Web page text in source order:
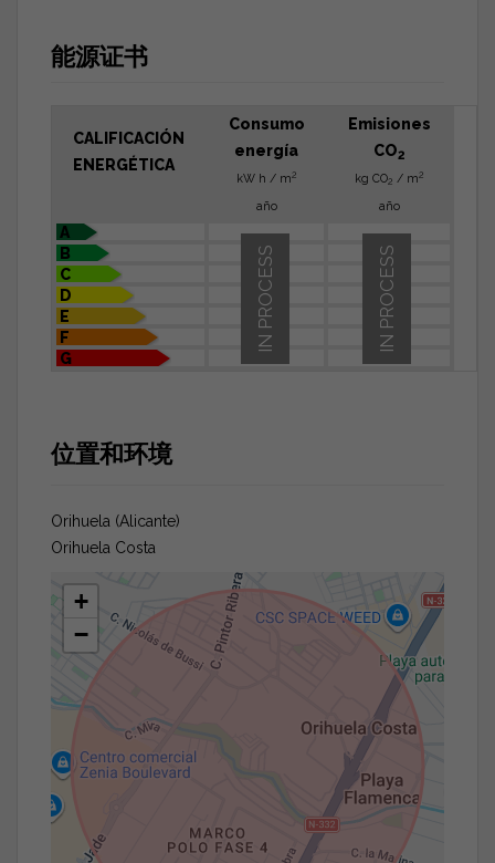
能源证书
CALIFICACIÓN
ENERGÉTICA
Consumo
energía
kW h / m2
año
Emisiones
CO2
kg CO2 / m2
año
A
B
C
D
E
F
G
IN PROCESS
IN PROCESS
位置和环境
Orihuela (Alicante)
Orihuela Costa
+
−